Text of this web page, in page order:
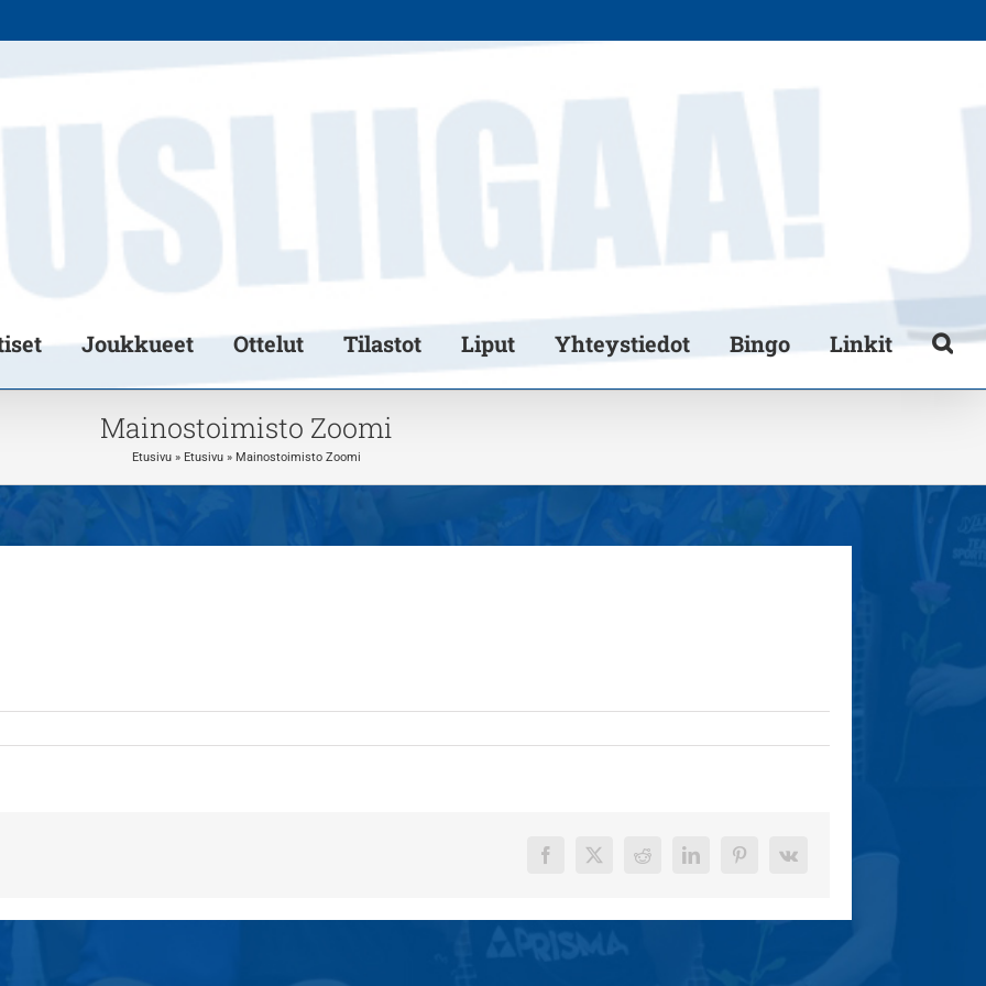
Joukkueet Ottelut Tilastot Liput Yhteystiedot Bingo Linkit
Mainostoimisto Zoomi
Etusivu » Etusivu » Mainostoimisto Zoomi
Facebook
X Reddit LinkedInPinterest
Vk